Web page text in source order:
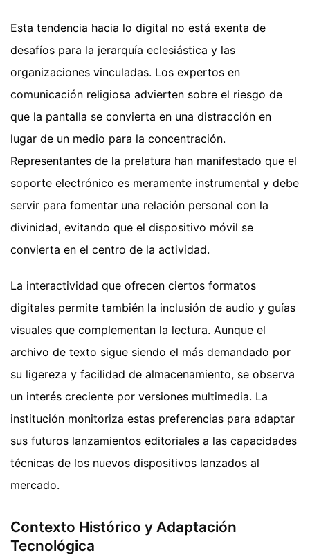
Esta tendencia hacia lo digital no está exenta de
desafíos para la jerarquía eclesiástica y las
organizaciones vinculadas. Los expertos en
comunicación religiosa advierten sobre el riesgo de
que la pantalla se convierta en una distracción en
lugar de un medio para la concentración.
Representantes de la prelatura han manifestado que el
soporte electrónico es meramente instrumental y debe
servir para fomentar una relación personal con la
divinidad, evitando que el dispositivo móvil se
convierta en el centro de la actividad.
La interactividad que ofrecen ciertos formatos
digitales permite también la inclusión de audio y guías
visuales que complementan la lectura. Aunque el
archivo de texto sigue siendo el más demandado por
su ligereza y facilidad de almacenamiento, se observa
un interés creciente por versiones multimedia. La
institución monitoriza estas preferencias para adaptar
sus futuros lanzamientos editoriales a las capacidades
técnicas de los nuevos dispositivos lanzados al
mercado.
Contexto Histórico y Adaptación
Tecnológica